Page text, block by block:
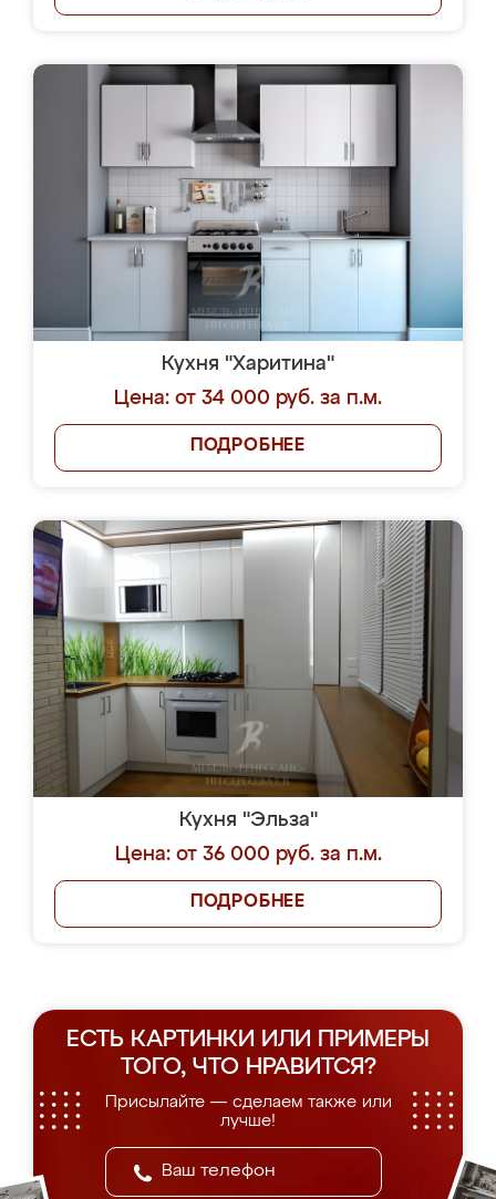
Кухня "Харитина"
Цена: от 34 000 руб. за п.м.
ПОДРОБНЕЕ
Кухня "Эльза"
Цена: от 36 000 руб. за п.м.
ПОДРОБНЕЕ
ЕСТЬ КАРТИНКИ ИЛИ ПРИМЕРЫ
ТОГО, ЧТО НРАВИТСЯ?
Присылайте — сделаем также или
лучше!